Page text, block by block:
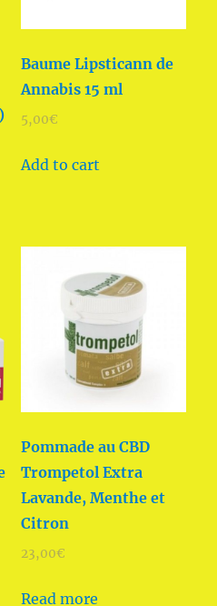
Baume Lipsticann de
Annabis 15 ml
5,00€
Add to cart
Pommade au CBD
Trompetol Extra
Lavande, Menthe et
Citron
23,00€
Read more